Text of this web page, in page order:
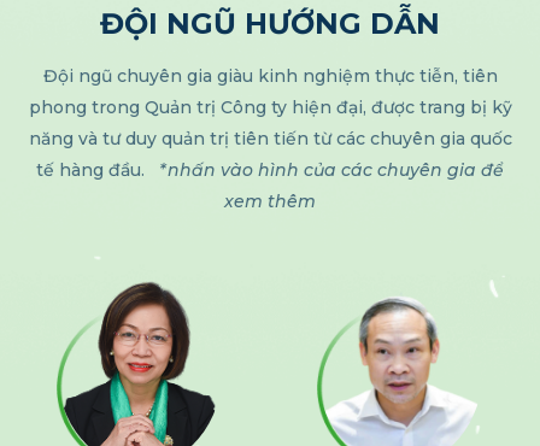
ĐỘI NGŨ HƯỚNG DẪN
Đội ngũ chuyên gia giàu kinh nghiệm thực tiễn, tiên
phong trong Quản trị Công ty hiện đại, được trang bị kỹ
năng và tư duy quản trị tiên tiến từ các chuyên gia quốc
tế hàng đầu.
*nhấn vào hình của các chuyên gia để
xem thêm